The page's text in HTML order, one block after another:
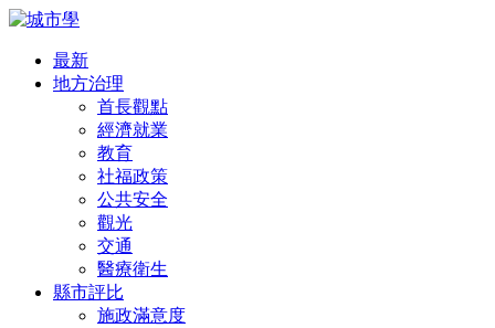
最新
地方治理
首長觀點
經濟就業
教育
社福政策
公共安全
觀光
交通
醫療衛生
縣市評比
施政滿意度